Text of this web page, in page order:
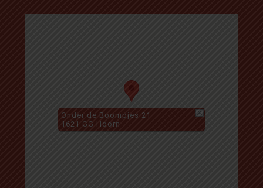
Onder de Boompjes 21
1621 GG Hoorn